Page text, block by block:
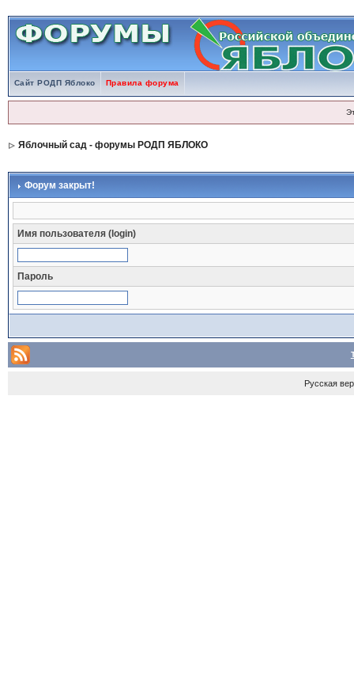
Сайт РОДП Яблоко Правила форума
Яблочный сад - форумы РОДП ЯБЛОКО
Форум закрыт!
Имя пользователя (login)
Пароль
Русская